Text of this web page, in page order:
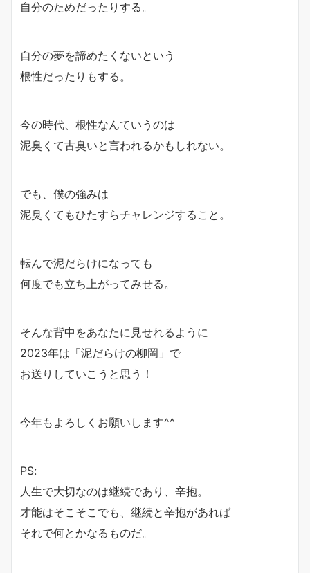
自分のためだったりする。
自分の夢を諦めたくないという
根性だったりもする。
今の時代、根性なんていうのは
泥臭くて古臭いと言われるかもしれない。
でも、僕の強みは
泥臭くてもひたすらチャレンジすること。
転んで泥だらけになっても
何度でも立ち上がってみせる。
そんな背中をあなたに見せれるように
2023年は「泥だらけの柳岡」で
お送りしていこうと思う！
今年もよろしくお願いします^^
PS:
人生で大切なのは継続であり、辛抱。
才能はそこそこでも、継続と辛抱があれば
それで何とかなるものだ。